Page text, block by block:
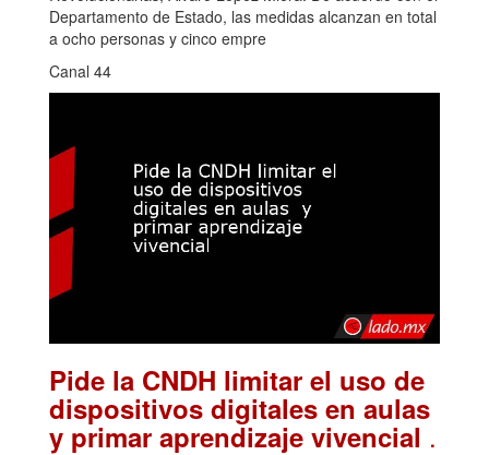
Departamento de Estado, las medidas alcanzan en total
a ocho personas y cinco empre
Canal 44
Pide la CNDH limitar el uso de
dispositivos digitales en aulas
y primar aprendizaje vivencial .